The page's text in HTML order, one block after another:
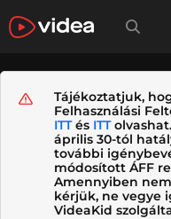
Tájékoztatjuk,
Felhasználási
ITTés ITT
április 30-tól
további
módosított ÁFF
Amennyiben
kérjük, ne vegye
VideaKid